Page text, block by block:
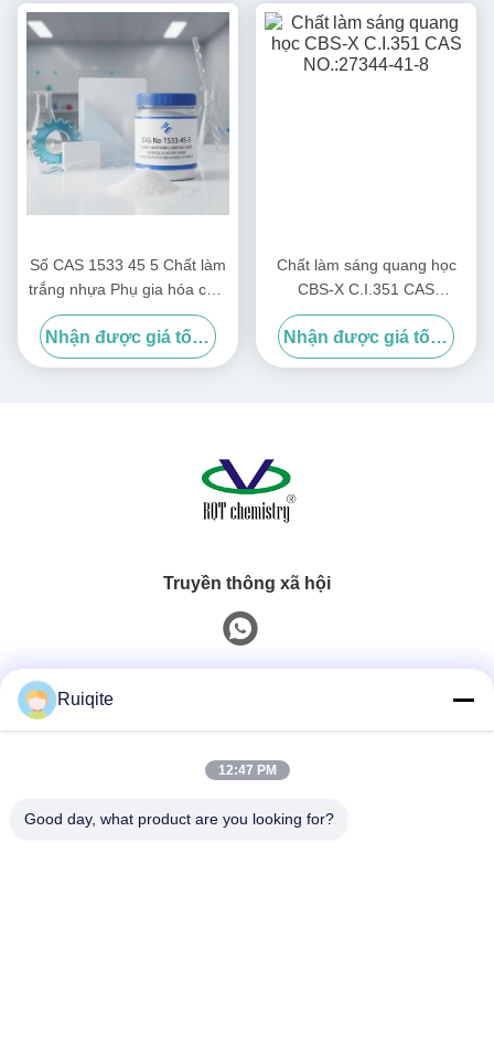
Số CAS 1533 45 5 Chất làm
trắng nhựa Phụ gia hóa chất
Dùng để tăng độ sáng và bề
mặt nhựa trong công nghiệp
Nhận được giá tốt nhất
Chất làm sáng quang học
CBS-X C.I.351 CAS
NO.:27344-41-8
Nhận được giá tốt nhất
Truyền thông xã hội
0086-18217621160
Ruiqite
12:47 PM
Good day, what product are you looking for?